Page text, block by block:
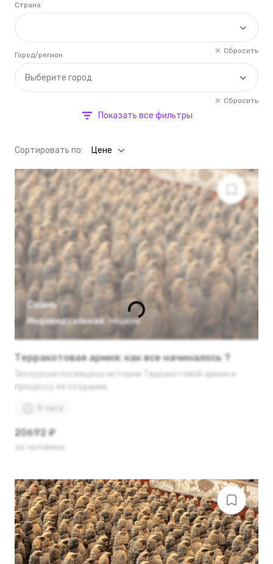
Страна
Сбросить
Выберите город
Город/регион
Сбросить
Показать все фильтры
Cортировать по: Цене
Сиань
Индивидуальная, пешком
Терракотовая армия: как все начиналось ?
Экскурсия посвящена истории Терракотовой армии и
процессу её создания.
4 часа
20692 ₽
за человека